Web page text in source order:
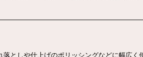
としや仕上げのポリッシングなどに幅広